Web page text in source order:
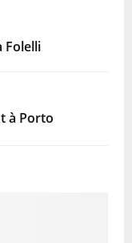
Folelli
à Porto